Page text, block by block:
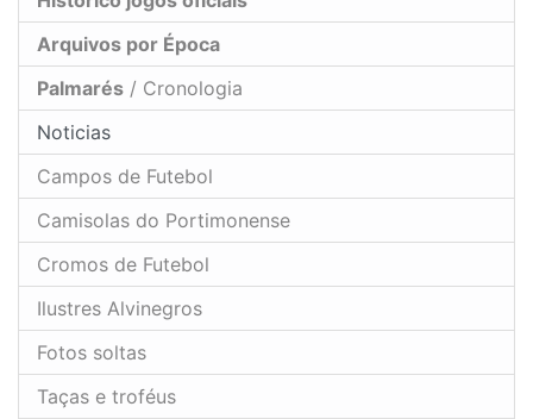
Arquivos por Época
Palmarés / Cronologia
Noticias
Campos de Futebol
Camisolas do Portimonense
Cromos de Futebol
Ilustres Alvinegros
Fotos soltas
Taças e troféus